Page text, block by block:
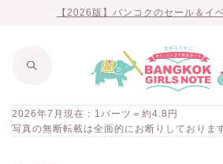
【2026版】バンコクのセール＆イ
2026年7月現在：1バーツ＝約4.8円
写真の無断転載は全面的にお断りしておりま